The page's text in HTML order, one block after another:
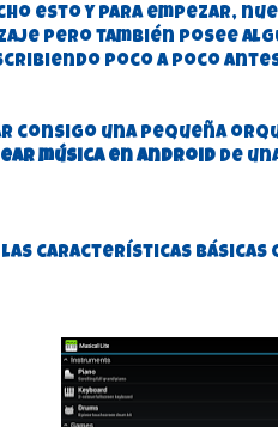
esto y para empezar,
pero también posee
poco a poco
consigo una pequeña
música en android de
características básicas